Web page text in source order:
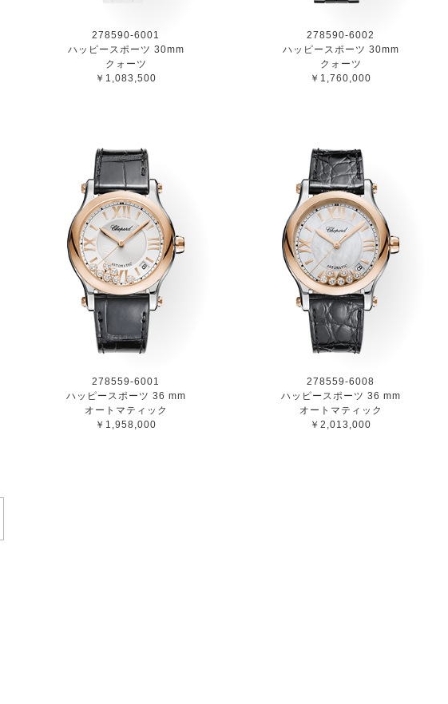
278590-6001
ハッピースポーツ 30mm
クォーツ
￥1,083,500
278590-6002
ハッピースポーツ 30mm
クォーツ
￥1,760,000
278559-6001
ハッピースポーツ 36 mm
オートマティック
￥1,958,000
278559-6008
ハッピースポーツ 36 mm
オートマティック
￥2,013,000